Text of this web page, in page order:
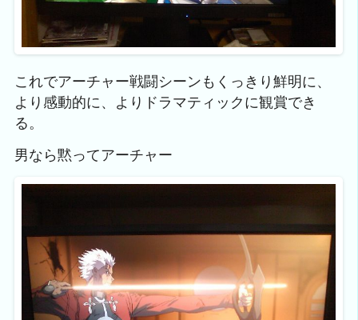
これでアーチャー戦闘シーンもくっきり鮮明に、
より感動的に、よりドラマティックに観賞でき
る。
男なら黙ってアーチャー